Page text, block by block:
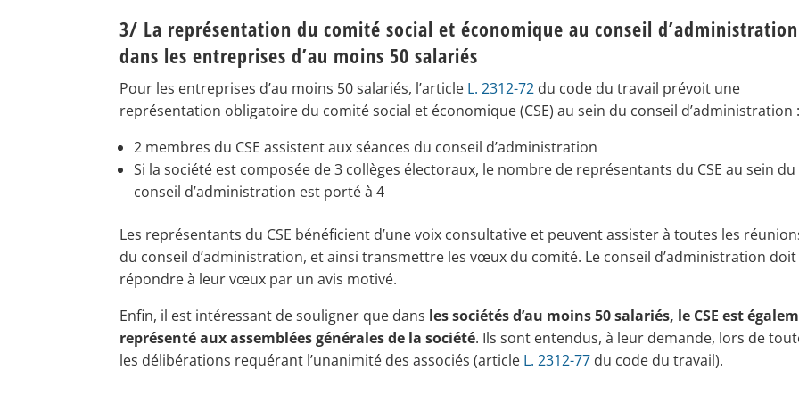
3/ La représentation du comité social et économique au conseil d’administration
dans les entreprises d’au moins 50 salariés
Pour les entreprises d’au moins 50 salariés, l’article L. 2312-72 du code du travail prévoit une
représentation obligatoire du comité social et économique (CSE) au sein du conseil d’administration :
2 membres du CSE assistent aux séances du conseil d’administration
Si la société est composée de 3 collèges électoraux, le nombre de représentants du CSE au sein du
conseil d’administration est porté à 4
Les représentants du CSE bénéficient d’une voix consultative et peuvent assister à toutes les
du conseil d’administration, et ainsi transmettre les vœux du comité. Le conseil d’administration doit
répondre à leur vœux par un avis motivé.
Enfin, il est intéressant de souligner que dans les sociétés d’au moins 50 salariés, le CSE est
représenté aux assemblées générales de la société. Ils sont entendus, à leur demande, lors de
les délibérations requérant l’unanimité des associés (article L. 2312-77 du code du travail).